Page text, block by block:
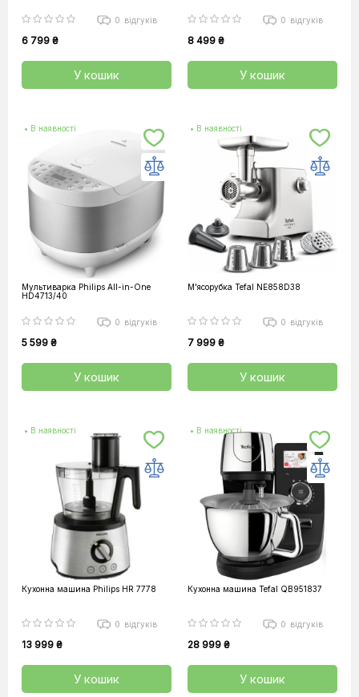
0 відгуків
6 799 ₴
У кошик
0 відгуків
8 499 ₴
У кошик
• В наявності
Мультиварка Philips All-in-One
HD4713/40
0 відгуків
5 599 ₴
У кошик
• В наявності
М'ясорубка Tefal NE858D38
0 відгуків
7 999 ₴
У кошик
• В наявності
Кухонна машина Philips HR 7778
0 відгуків
13 999 ₴
У кошик
• В наявності
Кухонна машина Tefal QB951837
0 відгуків
28 999 ₴
У кошик